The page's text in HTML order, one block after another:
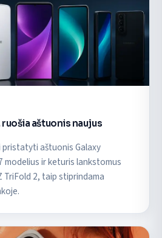
aštuonis naujus
pristatyti aštuonis Galaxy
modelius ir keturis lankstomus
2, taip stiprindama